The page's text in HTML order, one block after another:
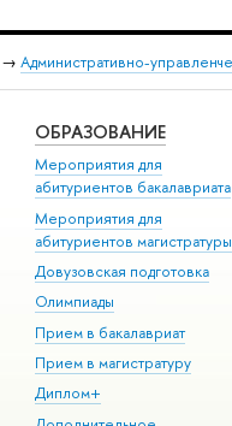
→ Административно-
ОБРАЗОВАНИЕ
Мероприятия для
абитуриентов бакалавриата
Мероприятия для
абитуриентов магистратуры
Довузовская подготовка
Олимпиады
Прием в бакалавриат
Прием в магистратуру
Диплом+